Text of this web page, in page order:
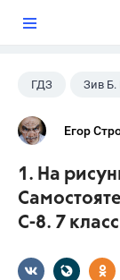
ГДЗ Зив Б.
Егор
1. На
С-8. 7